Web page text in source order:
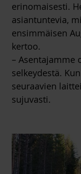
erinomaisesti.
asiantuntevia,
ensimmäisen
kertoo.
– Asentajamme
selkeydestä.
seuraavien
sujuvasti.